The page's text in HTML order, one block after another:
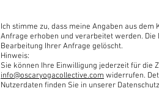
Ich stimme zu, dass meine Angaben aus
Anfrage erhoben und verarbeitet werden.
Bearbeitung Ihrer Anfrage gelöscht.
Hinweis:
Sie können Ihre Einwilligung jederzeit für die
info@oscaryogacollective.com widerrufen.
Nutzerdaten finden Sie in unserer